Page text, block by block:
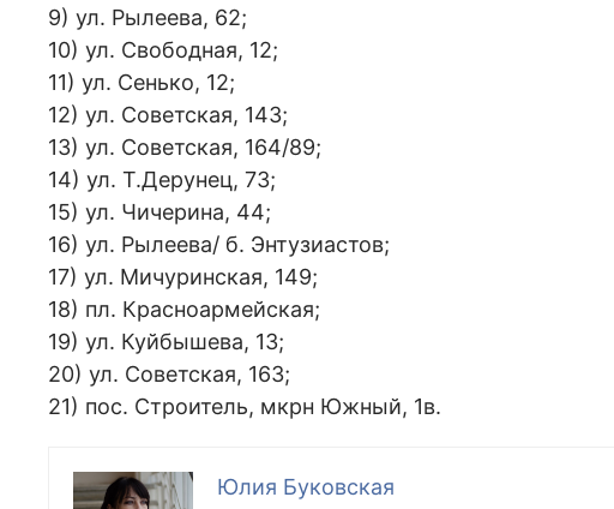
9) ул. Рылеева, 62;
10) ул. Свободная, 12;
11) ул. Сенько, 12;
12) ул. Советская, 143;
13) ул. Советская, 164/89;
14) ул. Т.Дерунец, 73;
15) ул. Чичерина, 44;
16) ул. Рылеева/ б. Энтузиастов;
17) ул. Мичуринская, 149;
18) пл. Красноармейская;
19) ул. Куйбышева, 13;
20) ул. Советская, 163;
21) пос. Строитель, мкрн Южный, 1в.
Юлия Буковская